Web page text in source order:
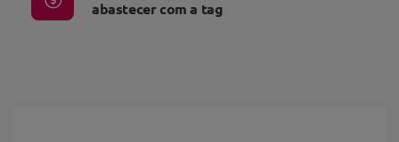
abastecer com a tag